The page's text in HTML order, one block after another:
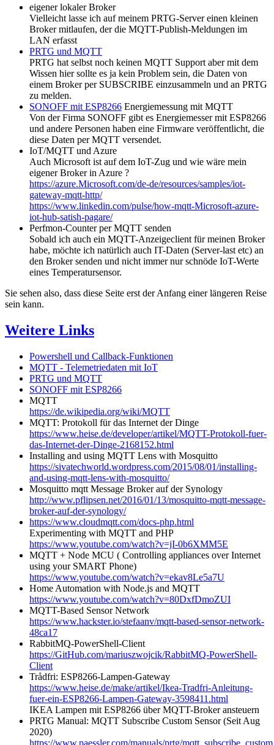
eigener lokaler Broker
Vielleicht lasse ich auf meinem PRTG-Server einen kleinen
Broker mitlaufen, der die MQTT-Publish-Meldungen im
LAN erfasst
PRTG und MQTT
PRTG hat selbst noch keinen MQTT Support aber mit dem
Wissen hier sollte es ja kein Problem sein, die Daten von
einem Broker per SUBSCRIBE einzusammeln und an PRTG
zu melden.
SONOFF mit ESP8266 Energiemessung mit MQTT
Von der Firma SONOFF gibt es Energiemesser mit ESP8266
und andere Personen haben eine Firmware veröffentlicht, die
diese Daten per MQTT versendet.
IoT/MQTT und Azure
Auch Microsoft ist auf dem IoT-Zug und wie wäre mein
eigener Broker in Azure ?
https://azure.Microsoft.com/de-de/resources/samples/iot-
gateway-mqtt-http/
https://www.linkedin.com/pulse/how-mqtt-Microsoft-azure-
iot-hub-satish-pagare/
Perfmon-Counter per MQTT senden
Sobald ich auch ein MQTT-Anzeigeclient für meinen Broker
habe, möchte ich natürlich auch IT-Daten (Server-last etc) an
den Broker senden und nicht immer nur schnöde IoT-Werte
eines Temperatursensor.
Sie sehen also, dass diese Seite erst der Anfang einer längeren Reise
sein kann.
Weitere Links
Powershell und Callback-Funktionen
MQTT - Telemetriedaten mit IoT
PRTG und MQTT
SONOFF mit ESP8266
MQTT
https://de.wikipedia.org/wiki/MQTT
MQTT: Protokoll für das Internet der Dinge
https://www.heise.de/developer/artikel/MQTT-Protokoll-fuer-
das-Internet-der-Dinge-2168152.html
Installing and using MQTT Lens with Mosquitto
https://sivatechworld.wordpress.com/2015/08/01/installing-
and-using-mqtt-lens-with-mosquitto/
Mosquitto mqtt Message Broker auf der Synology
http://www.pflipsen.net/2016/01/13/mosquitto-mqtt-message-
broker-auf-der-synology/
https://www.cloudmqtt.com/docs-php.html
Experimenting with MQTT and PHP
https://www.youtube.com/watch?v=jI-0b6XMM5E
MQTT + Node MCU ( Controlling appliances over Internet
using your SMART Phone)
https://www.youtube.com/watch?v=ekav8Le5a7U
Home Automation with Node.js and MQTT
https://www.youtube.com/watch?v=80DxfDmoZUI
MQTT-Based Sensor Network
https://www.hackster.io/stefaanv/mqtt-based-sensor-network-
48ca17
RabbitMQ-PowerShell-Client
https://GitHub.com/mariuszwojcik/RabbitMQ-PowerShell-
Client
Trådfri: ESP8266-Lampen-Gateway
https://www.heise.de/make/artikel/Ikea-Tradfri-Anleitung-
fuer-ein-ESP8266-Lampen-Gateway-3598411.html
IKEA Lampen mit ESP8266 über MQTT-Broker ansteuern
PRTG Manual: MQTT Subscribe Custom Sensor (Seit Aug
2020)